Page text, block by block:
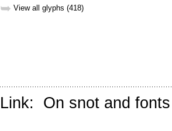
➥ View all glyphs (418)
Link: On snot and fonts